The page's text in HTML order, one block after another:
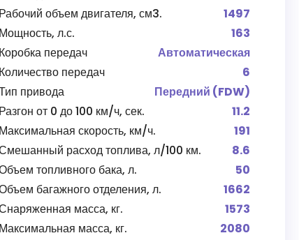
Рабочий объем двигателя, см3.
1497
Мощность, л.с.
163
Коробка передач
Автоматическая
Количество передач
6
привода
Передний (FDW)
Разгон от 0 до 100 км/ч, сек.
11.2
Максимальная скорость, км/ч.
191
расход топлива, л/100 км.
8.6
топливного бака, л.
50
багажного отделения, л.
1662
масса, кг.
1573
Максимальная масса, кг.
2080